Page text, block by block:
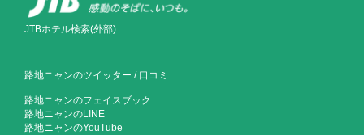
JTBホテル検索(外部)
路地ニャンのツイッター / 口コミ
路地ニャンのフェイスブック
路地ニャンのLINE
路地ニャンのYouTube